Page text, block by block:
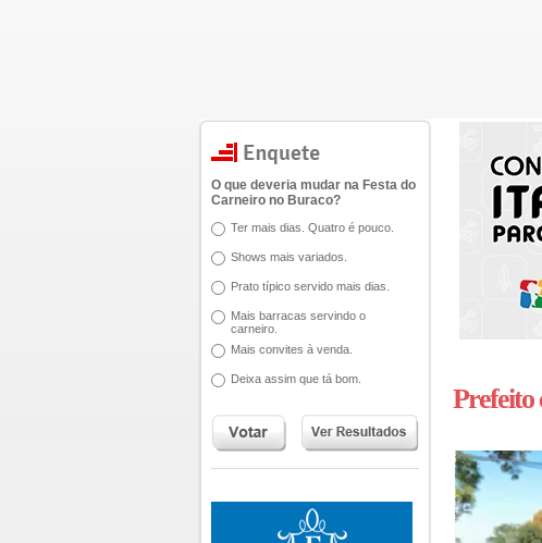
O que deveria mudar na Festa do
Carneiro no Buraco?
Ter mais dias. Quatro é pouco.
Shows mais variados.
Prato típico servido mais dias.
Mais barracas servindo o
carneiro.
Mais convites à venda.
Deixa assim que tá bom.
Prefeito